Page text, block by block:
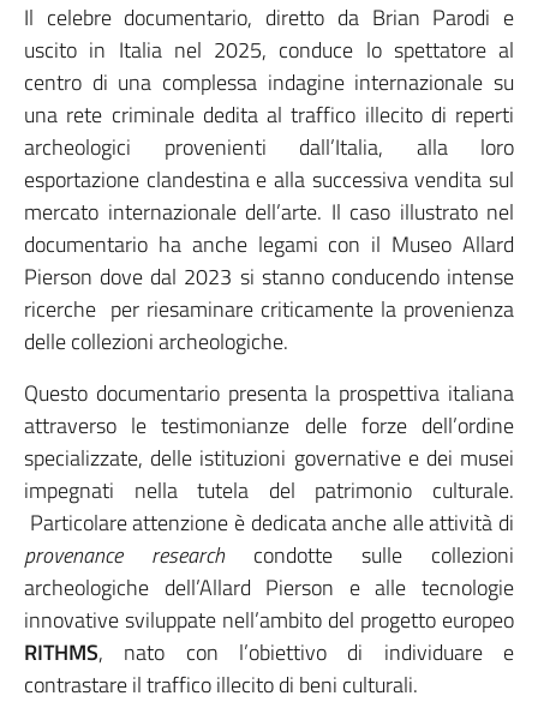
Il celebre documentario, diretto da Brian Parodi e
uscito in Italia nel 2025, conduce lo spettatore al
centro di una complessa indagine internazionale su
una rete criminale dedita al traffico illecito di reperti
archeologici provenienti dall’Italia, alla loro
esportazione clandestina e alla successiva vendita sul
mercato internazionale dell’arte. Il caso illustrato nel
documentario ha anche legami con il Museo Allard
Pierson dove dal 2023 si stanno conducendo intense
ricerche per riesaminare criticamente la provenienza
delle collezioni archeologiche.
Questo documentario presenta la prospettiva italiana
attraverso le testimonianze delle forze dell’ordine
specializzate, delle istituzioni governative e dei musei
impegnati nella tutela del patrimonio culturale.
Particolare attenzione è dedicata anche alle attività di
provenance researchcondotte sulle collezioni
archeologiche dell’Allard Pierson e alle tecnologie
innovative sviluppate nell’ambito del progetto europeo
RITHMS, nato con l’obiettivo di individuare e
contrastare il traffico illecito di beni culturali.